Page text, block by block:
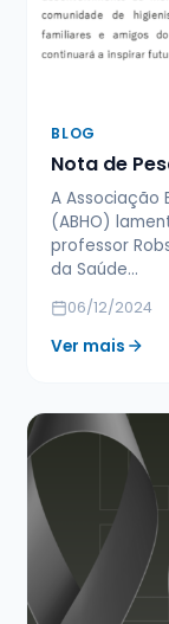
BLOG
Nota de
A Associação
(ABHO)
professor
da Saúde…
06/12/2024
Ver mais